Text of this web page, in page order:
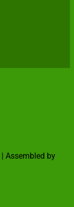
| Assembled by